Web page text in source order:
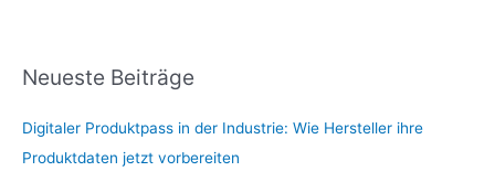
Neueste Beiträge
Digitaler Produktpass in der Industrie: Wie Hersteller ihre
Produktdaten jetzt vorbereiten